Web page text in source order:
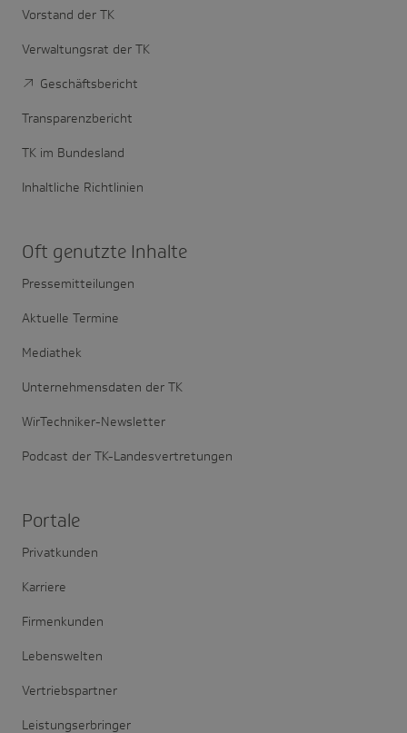
Vorstand der TK
Verwaltungsrat der TK
Geschäftsbericht
Transparenzbericht
TK im Bundesland
Inhaltliche Richtlinien
Oft genutzte Inhalte
Pressemitteilungen
Aktuelle Termine
Mediathek
Unternehmensdaten der TK
WirTechniker-Newsletter
Podcast der TK-Landesvertretungen
Portale
Privatkunden
Karriere
Firmenkunden
Lebenswelten
Vertriebspartner
Leistungserbringer